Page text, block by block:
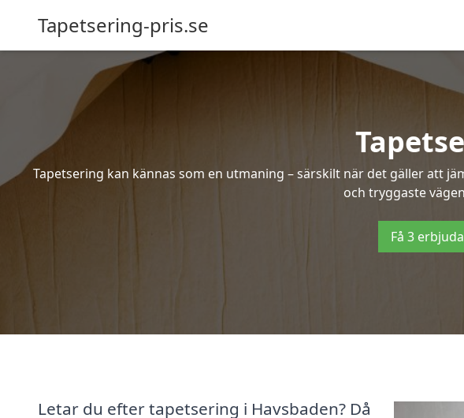
Tapetsering-pris.se
Tapetsering kan kännas som en utmaning – särskilt när det gäller att
och tryggaste
Få 3
Letar du efter tapetsering i Havsbaden? Då